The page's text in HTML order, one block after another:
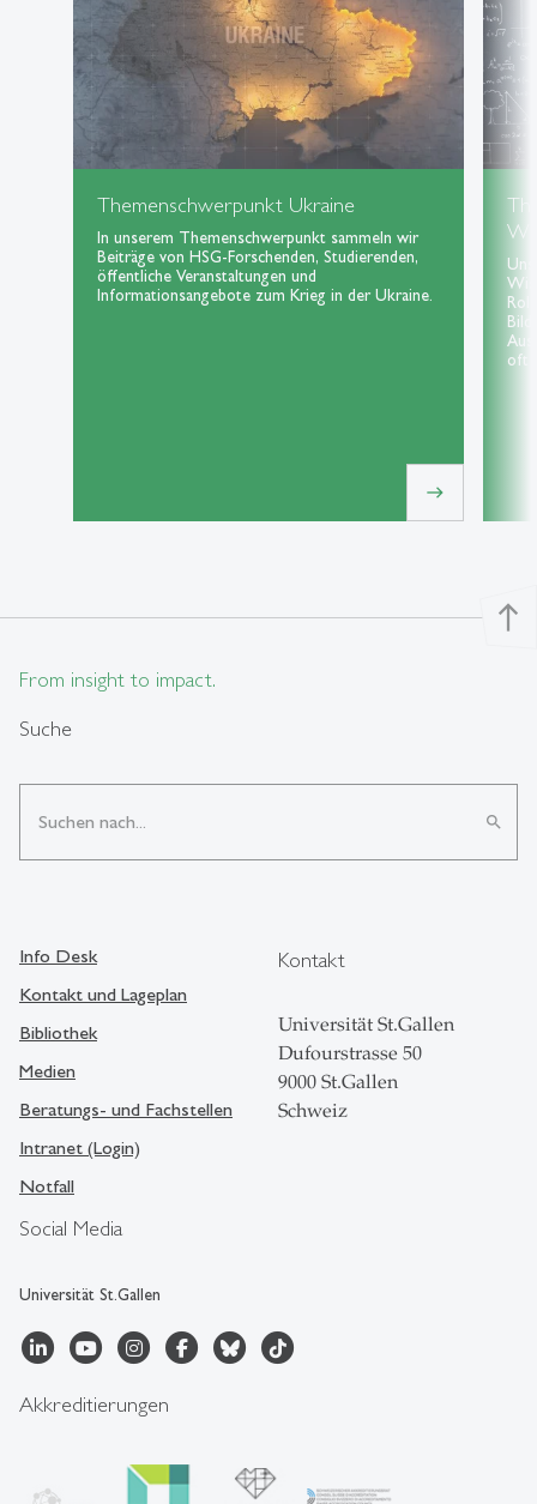
Themenschwerpunkt Ukraine
In unserem Themenschwerpunkt sammeln wir
Beiträge von HSG-Forschenden, Studierenden,
öffentliche Veranstaltungen und
Informationsangebote zum Krieg in der Ukraine.
east
oft
north
From insight to impact.
Suche
search
Social Media
Universität St.Gallen
Info Desk
Kontakt und Lageplan
Bibliothek
Medien
Beratungs- und Fachstellen
Intranet (Login)
Notfall
Kontakt
Universität St.Gallen
Dufourstrasse 50
9000 St.Gallen
Schweiz
Akkreditierungen